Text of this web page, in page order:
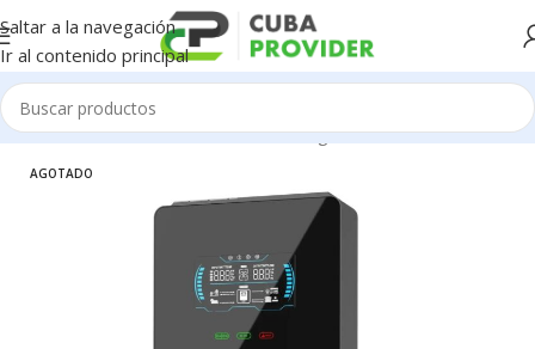
Saltar a la navegación
Ir al contenido principal
/Generadores de Energía / Plantas/Inversores
AGOTADO